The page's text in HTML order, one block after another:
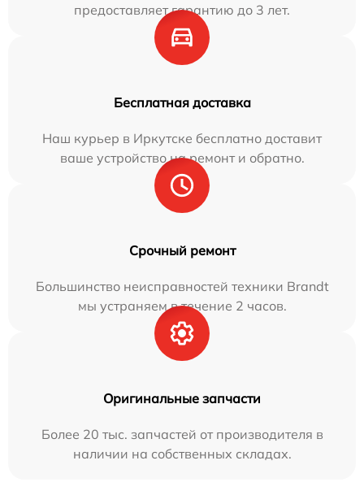
предоставляет гарантию до 3 лет.
Бесплатная доставка
Наш курьер в Иркутске бесплатно доставит
ваше устройство на ремонт и обратно.
Срочный ремонт
Большинство неисправностей техники Brandt
мы устраняем в течение 2 часов.
Оригинальные запчасти
Более 20 тыс. запчастей от производителя в
наличии на собственных складах.